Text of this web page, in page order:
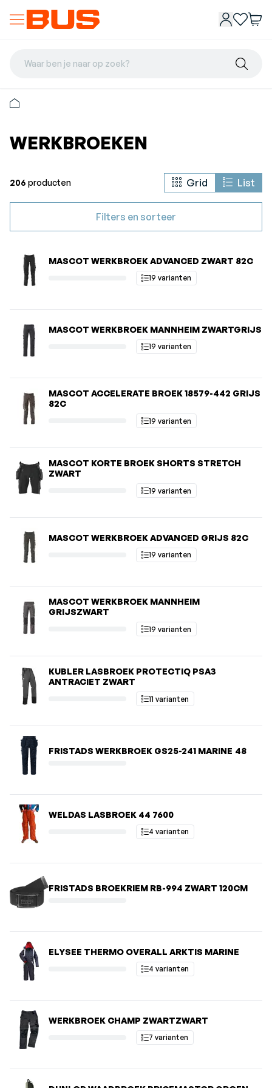
Waar ben je naar op zoek?
WERKBROEKEN
206 producten Grid List
Filters en sorteer
MASCOT WERKBROEK ADVANCED ZWART 82C
19 varianten
MASCOT WERKBROEK MANNHEIM ZWARTGRIJS
19 varianten
MASCOT ACCELERATE BROEK 18579-442 GRIJS
82C
19 varianten
MASCOT KORTE BROEK SHORTS STRETCH
ZWART
19 varianten
MASCOT WERKBROEK ADVANCED GRIJS 82C
19 varianten
MASCOT WERKBROEK MANNHEIM
GRIJSZWART
19 varianten
KUBLER LASBROEK PROTECTIQ PSA3
ANTRACIET ZWART
11 varianten
FRISTADS WERKBROEK GS25-241 MARINE 48
WELDAS LASBROEK 44 7600
4 varianten
FRISTADS BROEKRIEM RB-994 ZWART 120CM
ELYSEE THERMO OVERALL ARKTIS MARINE
4 varianten
WERKBROEK CHAMP ZWARTZWART
7 varianten